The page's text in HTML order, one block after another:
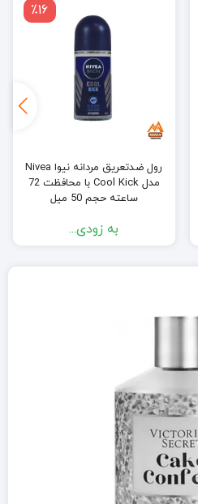
٪16
رول ضدتعریق مردانه نیوا Nivea
مدل Cool Kick با محافظت 72
ساعته حجم 50 میل
به زودی...